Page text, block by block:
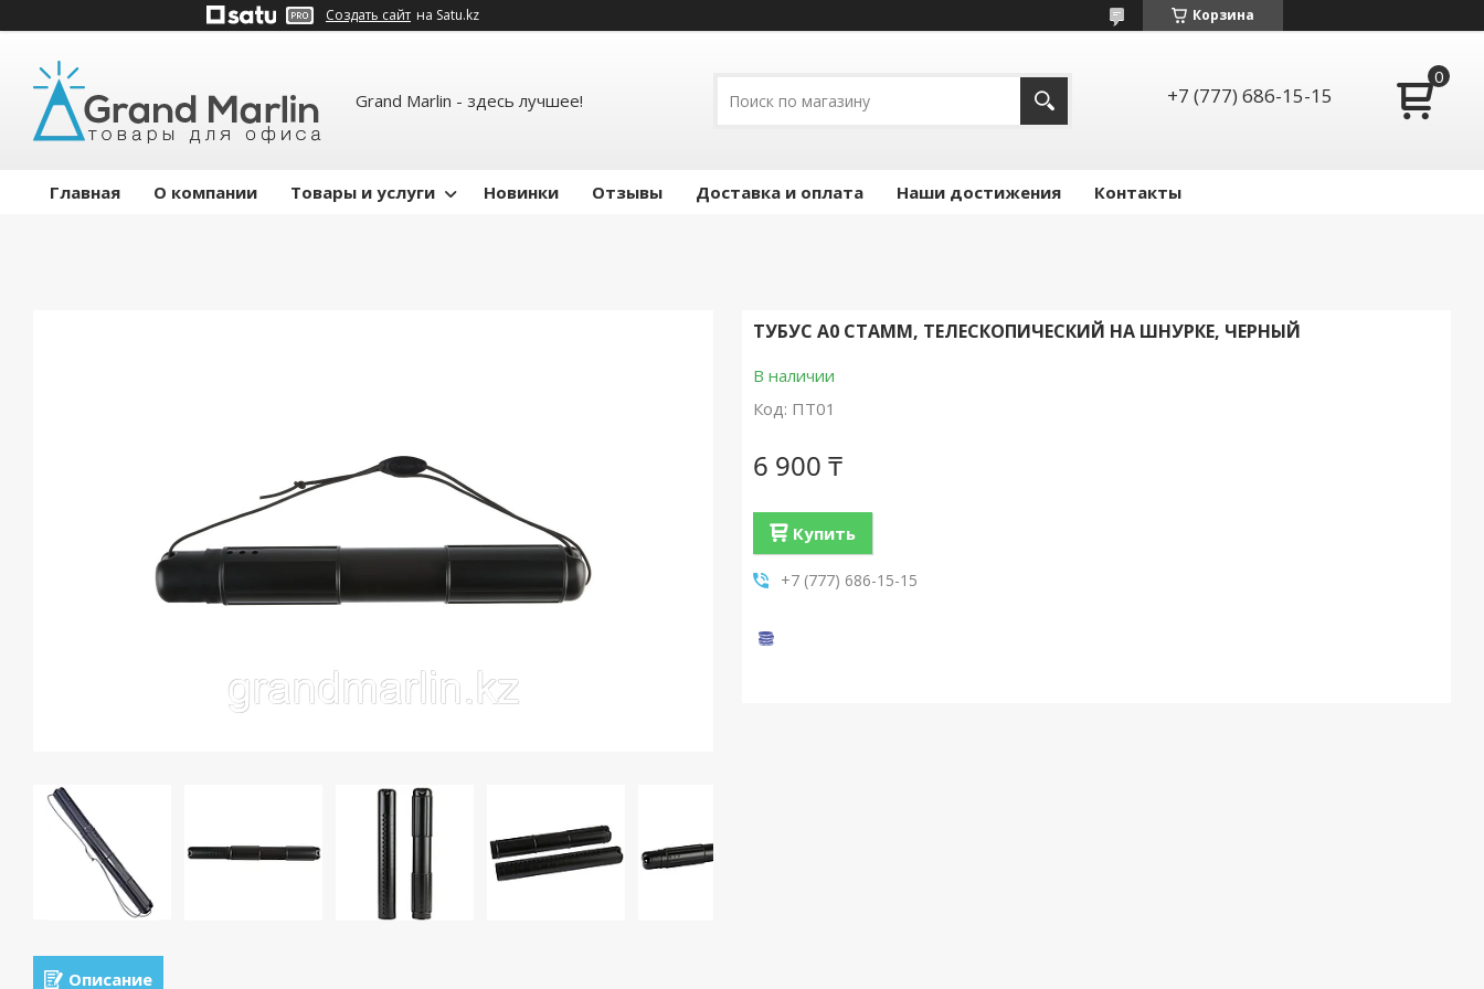
Создать сайт на Satu.kz Корзина
Grand Marlin - здесь лучшее! +7 (777) 686-15-15
Главная О компании Товары и услуги Новинки Отзывы Доставка и оплата Наши достижения Контакты
ТУБУС А0 СТАММ, ТЕЛЕСКОПИЧЕСКИЙ НА ШНУРКЕ, ЧЕРНЫЙ
В наличии
Код: ПТ01
6 900 ₸
Купить
+7 (777) 686-15-15
Описание